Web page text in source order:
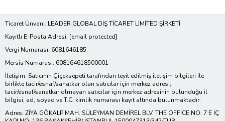
Ticaret Ünvanı: LEADER GLOBAL DIŞ TİCARET LİMİTED ŞİRKETİ
Kayıtlı E-Posta Adresi: [email protected]
Vergi Numarası: 6081646185
Mersis Numarası: 608164618500001
İletişim: Satıcının Çiçeksepeti tarafından teyit edilmiş iletişim bilgileri ile
birlikte tacir/esnaf/sanatkar olan satıcılar için merkez adresi;
tacir/esnaf/sanatkar olmayan satıcılar için merkez adresinin bulunduğu il
bilgisi, ad, soyad ve T.C. kimlik numarası kayıt altında bulunmaktadır.
Adres: ZİYA GÖKALP MAH. SÜLEYMAN DEMİREL BLV. THE OFFICE NO: 7 E İÇ